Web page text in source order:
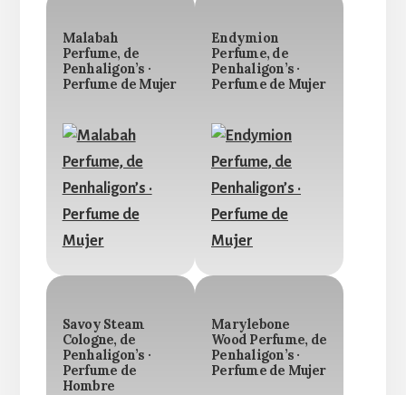
Malabah
Perfume, de
Penhaligon’s ·
Perfume de Mujer
Endymion
Perfume, de
Penhaligon’s ·
Perfume de Mujer
Savoy Steam
Cologne, de
Penhaligon’s ·
Perfume de
Hombre
Marylebone
Wood Perfume, de
Penhaligon’s ·
Perfume de Mujer